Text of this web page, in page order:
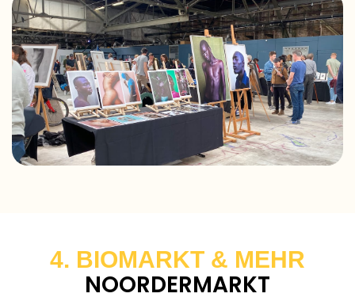
4. BIOMARKT & MEHR
NOORDERMARKT